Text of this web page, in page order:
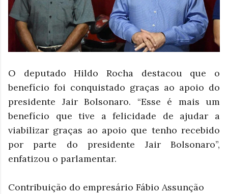
O deputado Hildo Rocha destacou que o
benefício foi conquistado graças ao apoio do
presidente Jair Bolsonaro. “Esse é mais um
benefício que tive a felicidade de ajudar a
viabilizar graças ao apoio que tenho recebido
por parte do presidente Jair Bolsonaro”,
enfatizou o parlamentar.
Contribuição do empresário Fábio Assunção